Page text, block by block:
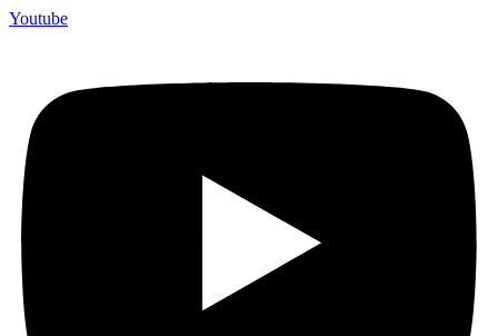
Youtube